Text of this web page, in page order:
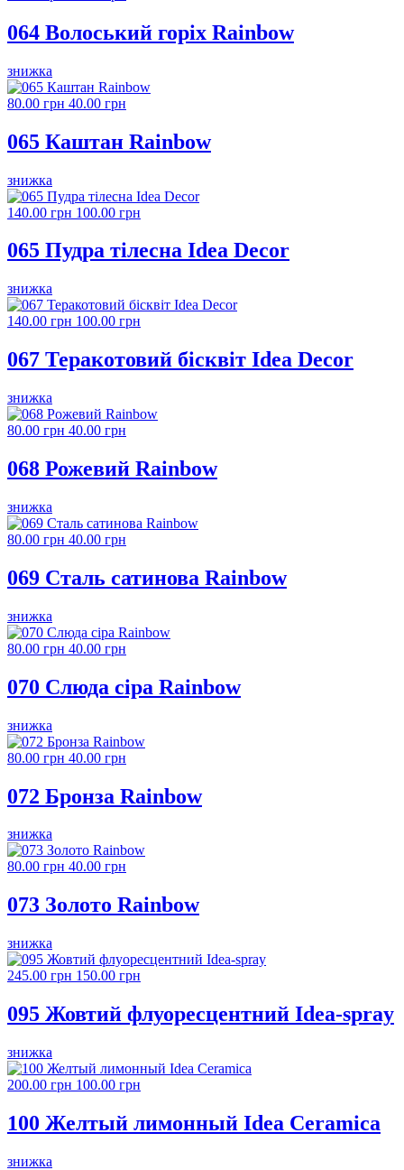
064 Волоський горіх Rainbow
знижка
80.00 грн 40.00 грн
065 Каштан Rainbow
знижка
140.00 грн 100.00 грн
065 Пудра тілесна Idea Decor
знижка
140.00 грн 100.00 грн
067 Теракотовий бісквіт Idea Decor
знижка
80.00 грн 40.00 грн
068 Рожевий Rainbow
знижка
80.00 грн 40.00 грн
069 Сталь сатинова Rainbow
знижка
80.00 грн 40.00 грн
070 Слюда сіра Rainbow
знижка
80.00 грн 40.00 грн
072 Бронза Rainbow
знижка
80.00 грн 40.00 грн
073 Золото Rainbow
знижка
245.00 грн 150.00 грн
095 Жовтий флуоресцентний Idea-spray
знижка
200.00 грн 100.00 грн
100 Желтый лимонный Idea Ceramica
знижка